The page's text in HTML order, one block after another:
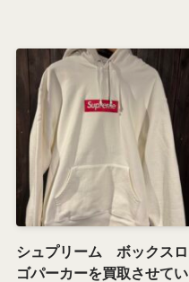
シュプリーム ボックスロ
ゴパーカーを買取させてい